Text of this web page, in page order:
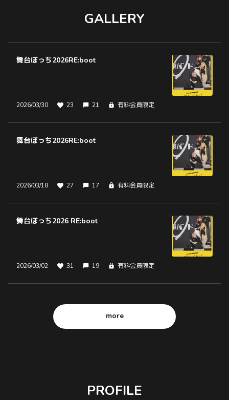
GALLERY
舞台ぼっち2026RE:boot
2026/03/30 23 21 有料会員限定
舞台ぼっち2026RE:boot
2026/03/18 27 17 有料会員限定
舞台ぼっち2026 RE:boot
2026/03/02 31 19 有料会員限定
more
PROFILE